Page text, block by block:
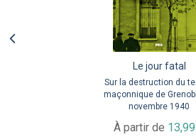
Le jour fatal
Sur la destruction du
maçonnique de
novembre 1940
À partir de